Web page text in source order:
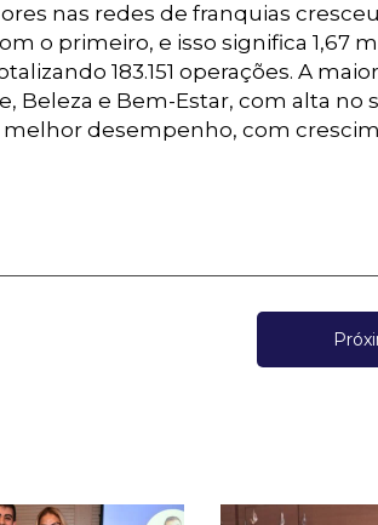
nas redes de franquias cresceu
o primeiro, e isso significa 1,67
183.151 operações. A
Beleza e Bem-Estar, com alta no
desempenho, com